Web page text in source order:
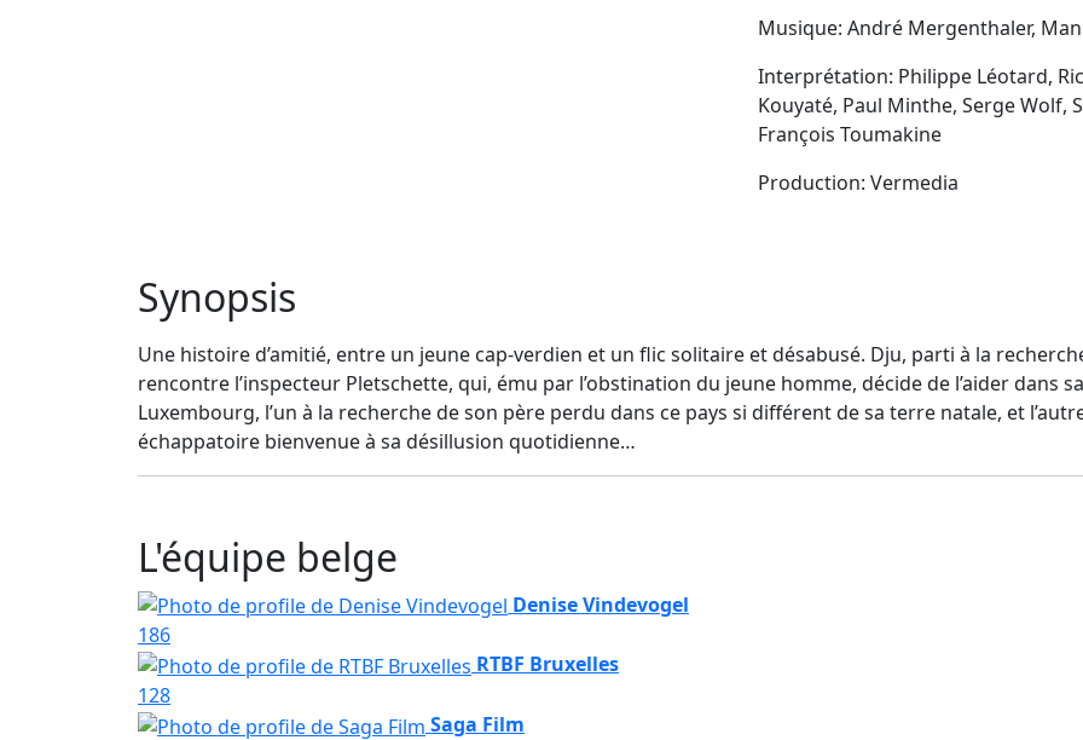
Musique: André Mergenthaler,
Interprétation: Philippe Léotard,
Kouyaté, Paul Minthe, Serge Wolf,
François Toumakine
Production: Vermedia
Synopsis
Une histoire d’amitié, entre un jeune cap-verdien et un flic solitaire et désabusé. Dju, parti à la
rencontre l’inspecteur Pletschette, qui, ému par l’obstination du jeune homme, décide de l’aider dans
Luxembourg, l’un à la recherche de son père perdu dans ce pays si différent de sa terre natale, et
échappatoire bienvenue à sa désillusion quotidienne…
L'équipe belge
Denise Vindevogel
186
RTBF Bruxelles
128
Saga Film